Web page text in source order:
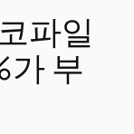
파일
가 부